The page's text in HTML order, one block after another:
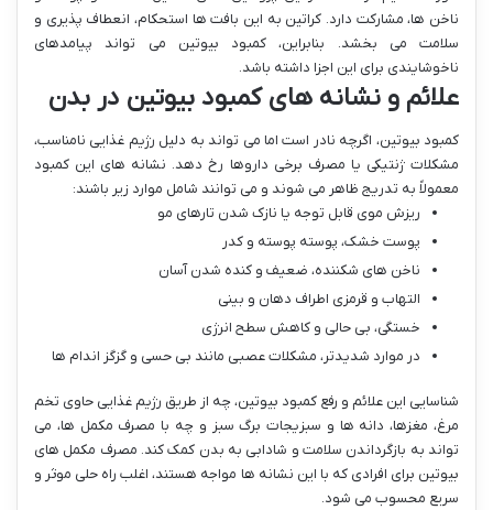
ناخن ها، مشارکت دارد. کراتین به این بافت ها استحکام، انعطاف پذیری و
سلامت می بخشد. بنابراین، کمبود بیوتین می تواند پیامدهای
ناخوشایندی برای این اجزا داشته باشد.
علائم و نشانه های کمبود بیوتین در بدن
کمبود بیوتین، اگرچه نادر است اما می تواند به دلیل رژیم غذایی نامناسب،
مشکلات ژنتیکی یا مصرف برخی داروها رخ دهد. نشانه های این کمبود
معمولاً به تدریج ظاهر می شوند و می توانند شامل موارد زیر باشند:
ریزش موی قابل توجه یا نازک شدن تارهای مو
پوست خشک، پوسته پوسته و کدر
ناخن های شکننده، ضعیف و کنده شدن آسان
التهاب و قرمزی اطراف دهان و بینی
خستگی، بی حالی و کاهش سطح انرژی
در موارد شدیدتر، مشکلات عصبی مانند بی حسی و گزگز اندام ها
شناسایی این علائم و رفع کمبود بیوتین، چه از طریق رژیم غذایی حاوی تخم
مرغ، مغزها، دانه ها و سبزیجات برگ سبز و چه با مصرف مکمل ها، می
تواند به بازگرداندن سلامت و شادابی به بدن کمک کند. مصرف مکمل های
بیوتین برای افرادی که با این نشانه ها مواجه هستند، اغلب راه حلی موثر و
سریع محسوب می شود.